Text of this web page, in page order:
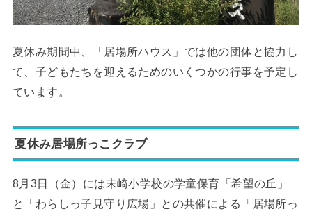
夏休み期間中、「居場所ハウス」では他の団体と協力し
て、子どもたちを迎えるためのいくつかの行事を予定し
ています。
夏休み居場所っこクラブ
8月3日（金）には末崎小学校の学童保育「希望の丘」
と「わらしっ子見守り広場」との共催による「居場所っ